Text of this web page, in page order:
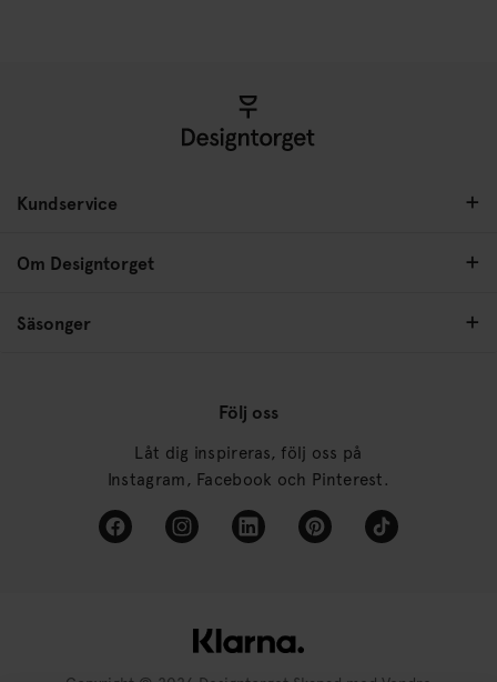
Kundservice
Om Designtorget
Säsonger
Följ oss
Låt dig inspireras, följ oss på
Instagram, Facebook och Pinterest.